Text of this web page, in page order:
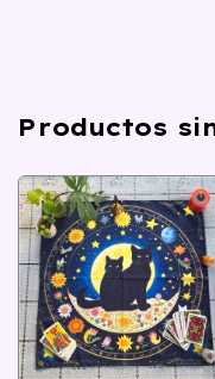
Productos